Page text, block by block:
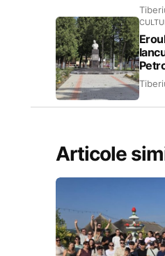
Articole